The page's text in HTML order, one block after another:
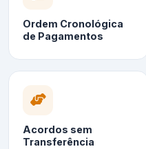
Ordem Cronológica
de Pagamentos
Acordos sem
Transferência